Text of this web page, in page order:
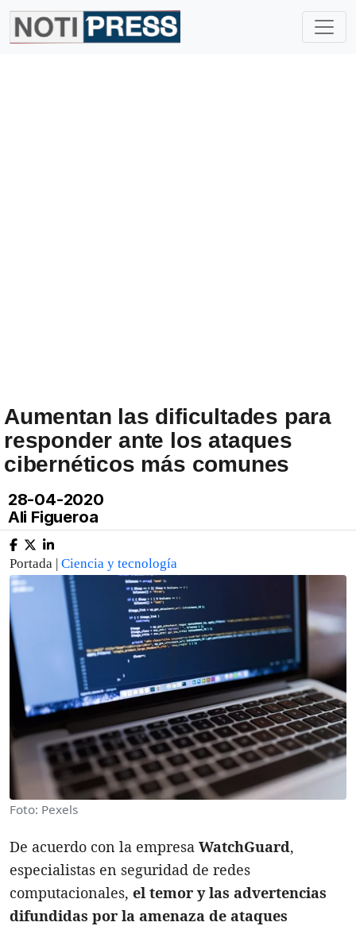
Aumentan las dificultades para
responder ante los ataques
cibernéticos más comunes
28-04-2020
Ali Figueroa
Portada | Ciencia y tecnología
Foto: Pexels
De acuerdo con la empresa WatchGuard,
especialistas en seguridad de redes
computacionales, el temor y las advertencias
difundidas por la amenaza de ataques